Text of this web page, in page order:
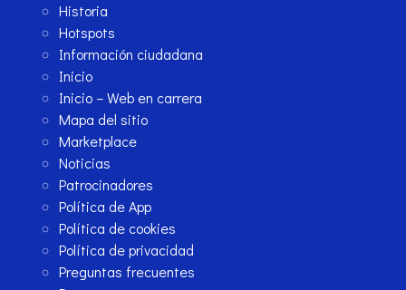
Historia
Hotspots
Información ciudadana
Inicio
Inicio – Web en carrera
Mapa del sitio
Marketplace
Noticias
Patrocinadores
Política de App
Política de cookies
Política de privacidad
Preguntas frecuentes